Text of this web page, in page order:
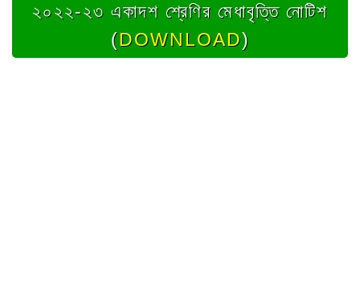
২০২২-২৩ একাদশ শ্রেণির মেধাবৃত্তি নোটিশ
(DOWNLOAD)